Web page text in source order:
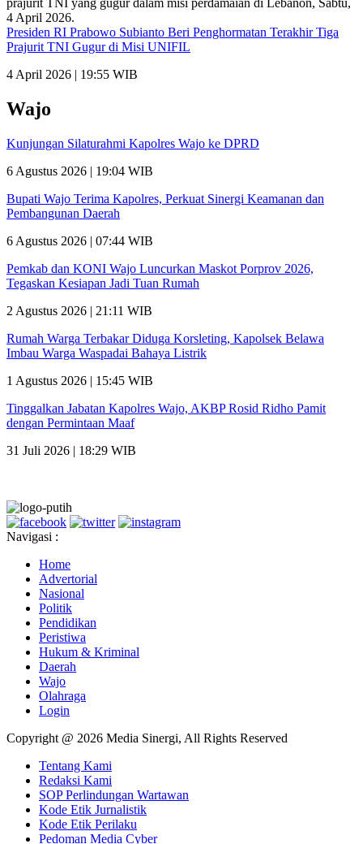
Presiden RI Prabowo Subianto Beri Penghormatan Terakhir Tiga
Prajurit TNI Gugur di Misi UNIFIL
4 April 2026 | 19:55 WIB
Wajo
Kunjungan Silaturahmi Kapolres Wajo ke DPRD
6 Agustus 2026 | 19:04 WIB
Bupati Wajo Terima Kapolres, Perkuat Sinergi Keamanan dan
Pembangunan Daerah
6 Agustus 2026 | 07:44 WIB
Pemkab dan KONI Wajo Luncurkan Maskot Porprov 2026,
Tegaskan Kesiapan Jadi Tuan Rumah
2 Agustus 2026 | 21:11 WIB
Rumah Warga Terbakar Diduga Korsleting, Kapolsek Belawa
Imbau Warga Waspadai Bahaya Listrik
1 Agustus 2026 | 15:45 WIB
Tinggalkan Jabatan Kapolres Wajo, AKBP Rosid Ridho Pamit
dengan Permintaan Maaf
31 Juli 2026 | 18:29 WIB
Navigasi :
Home
Advertorial
Nasional
Politik
Pendidikan
Peristiwa
Hukum & Kriminal
Daerah
Wajo
Olahraga
Login
Copyright @ 2026 Media Sinergi, All Rights Reserved
Tentang Kami
Redaksi Kami
SOP Perlindungan Wartawan
Kode Etik Jurnalistik
Kode Etik Perilaku
Pedoman Media Cyber